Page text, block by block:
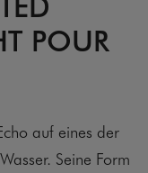
POUR
auf eines der
Seine Form